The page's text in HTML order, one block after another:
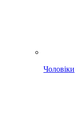
Чоловіки